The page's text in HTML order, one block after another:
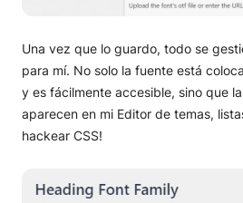
Una vez que lo guardo, todo se
para mí. No solo la fuente está
y es fácilmente accesible, sino que
aparecen en mi Editor de temas,
hackear CSS!